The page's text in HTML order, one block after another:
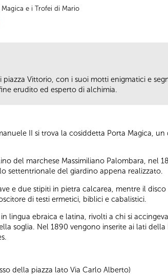
Magica e i Trofei di Mario
Vittorio, con i suoi motti enigmatici e
erudito ed esperto di alchimia.
II si trova la cosiddetta Porta Magica,
del marchese Massimiliano Palombara, nel
settentrionale del giardino appena realizzato.
e due stipiti in pietra calcarea, mentre il
di testi ermetici, biblici e cabalistici.
lingua ebraica e latina, rivolti a chi si
soglia. Nel 1890 vengono inserite ai lati
della piazza lato Via Carlo Alberto)